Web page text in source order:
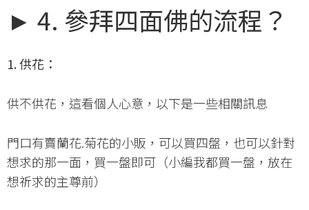
► 4. 參拜四面佛的流程？
1. 供花：
供不供花，這看個人心意，以下是一些相關訊息
門口有賣蘭花.菊花的小販，可以買四盤，也可以針對
想求的那一面，買一盤即可（小編我都買一盤，放在
想祈求的主尊前）